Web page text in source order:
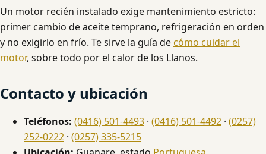
Un motor recién instalado exige mantenimiento estricto:
primer cambio de aceite temprano, refrigeración en orden
y no exigirlo en frío. Te sirve la guía decómo cuidar el
motor, sobre todo por el calor de los Llanos.
Contacto y ubicación
Teléfonos: (0416) 501-4493 · (0416) 501-4492 · (0257)
252-0222 · (0257) 335-5215